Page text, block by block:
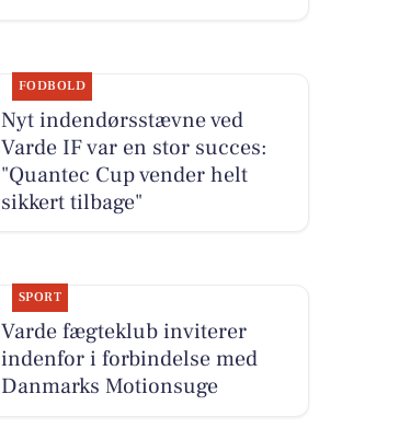
FODBOLD
Nyt indendørsstævne ved
Varde IF var en stor succes:
"Quantec Cup vender helt
sikkert tilbage"
SPORT
Varde fægteklub inviterer
indenfor i forbindelse med
Danmarks Motionsuge